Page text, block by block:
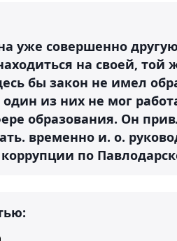
уже совершенно
на своей, той
бы закон не имел
один из них не мог
образования. Он
временно и. о.
по